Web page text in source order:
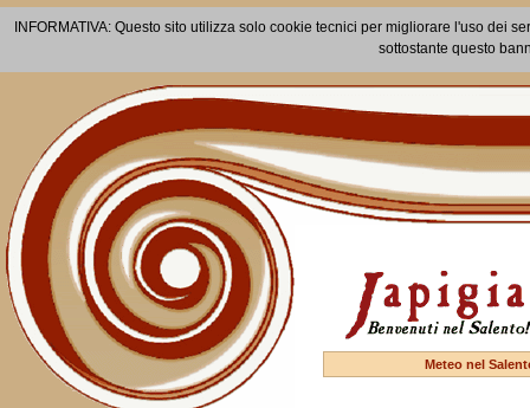
INFORMATIVA: Questo sito utilizza solo cookie tecnici per migliorare l'uso dei
sottostante questo
Meteo nel